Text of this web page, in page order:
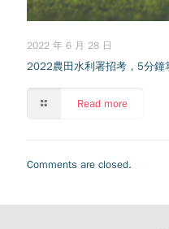
2022 年 6 月 28 日
2022農田水利署招考，5分鐘
Read more
Comments are closed.